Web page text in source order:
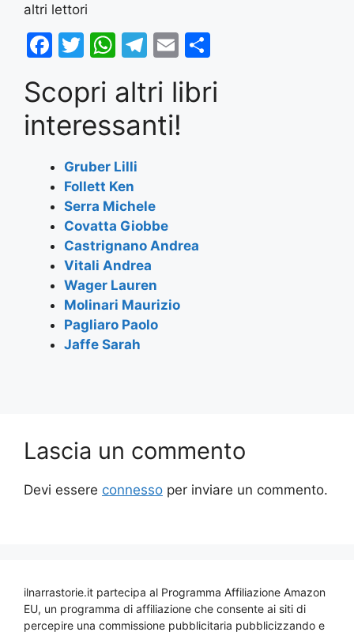
altri lettori
F
c
e
b
o
o
k
T
itt
er
W
at
s
A
p
p
T
e
gr
a
E
ai
l
ar
Scopri altri libri
interessanti!
Gruber Lilli
Follett Ken
Serra Michele
Covatta Giobbe
Castrignano Andrea
Vitali Andrea
Wager Lauren
Molinari Maurizio
Pagliaro Paolo
Jaffe Sarah
Lascia un commento
Devi essere connesso per inviare un commento.
ilnarrastorie.it partecipa al Programma Affiliazione Amazon
EU, un programma di affiliazione che consente ai siti di
percepire una commissione pubblicitaria pubblicizzando e